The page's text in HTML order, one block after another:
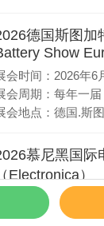
德国斯图加
Show
会时间：2026年6
会周期：每年一届
会地点：德国.斯
慕尼黑国际
Electronica）
会时间：2026年
会周期：两年一届